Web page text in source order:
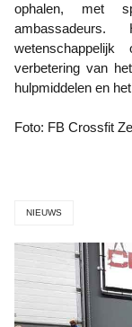
ophalen, met
verbetering van
hulpmiddelen en
Foto: FB Crossfit
NIEUWS